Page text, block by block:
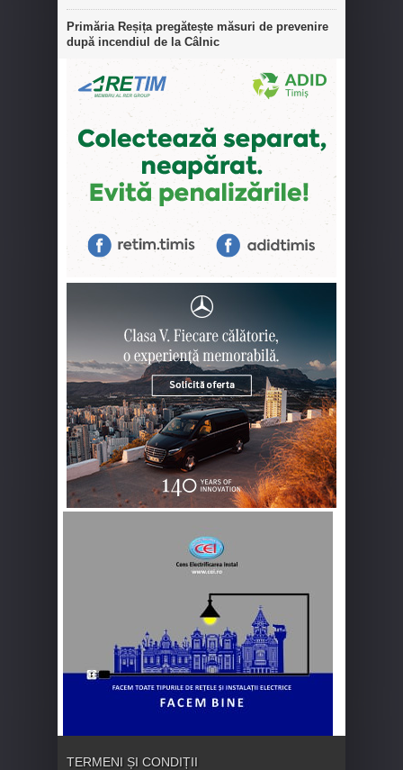
Primăria Reșița pregătește măsuri de prevenire
după incendiul de la Câlnic
TERMENI ȘI CONDIȚII